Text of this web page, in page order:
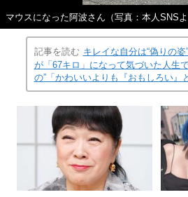
マウスになった阿波さん（写真：本人SNSよ
記事を読む キレイな自分は“偽りの
が「67キロ」になって気づいた人生
の”「かわいいよりも『おもしろい』